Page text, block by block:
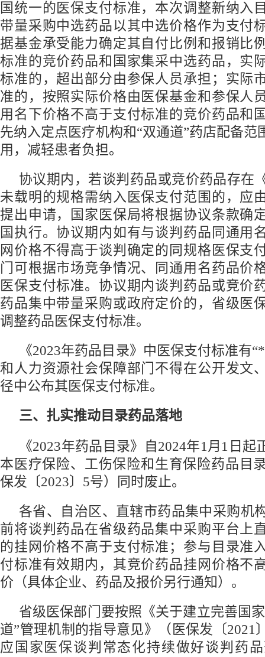
国统一的医保支付标准，本次调整新纳入
带量采购中选药品以其中选价格作为支付
据基金承受能力确定其自付比例和报销比
标准的竞价药品和国家集采中选药品，实
标准的，超出部分由参保人员承担；实际
准的，按照实际价格由医保基金和参保人
用名下价格不高于支付标准的竞价药品和
先纳入定点医疗机构和“双通道”药店配备范
用，减轻患者负担。
协议期内，若谈判药品或竞价药品存在
未载明的规格需纳入医保支付范围的，应
提出申请，国家医保局将根据协议条款确
国执行。协议期内如有与谈判药品同通用
网价格不得高于谈判确定的同规格医保支
门可根据市场竞争情况、同通用名药品价
医保支付标准。协议期内谈判药品或竞价
药品集中带量采购或政府定价的，省级医
调整药品医保支付标准。
《2023年药品目录》中医保支付标准有
和人力资源社会保障部门不得在公开发文
径中公布其医保支付标准。
三、扎实推动目录药品落地
《2023年药品目录》自2024年1月1日
本医疗保险、工伤保险和生育保险药品目
保发〔2023〕5号）同时废止。
各省、自治区、直辖市药品集中采购机
前将谈判药品在省级药品集中采购平台上
的挂网价格不高于支付标准；参与目录准
付标准有效期内，其竞价药品挂网价格不
价（具体企业、药品及报价另行通知）。
省级医保部门要按照《关于建立完善国
道”管理机制的指导意见》（医保发〔2021
应国家医保谈判常态化持续做好谈判药